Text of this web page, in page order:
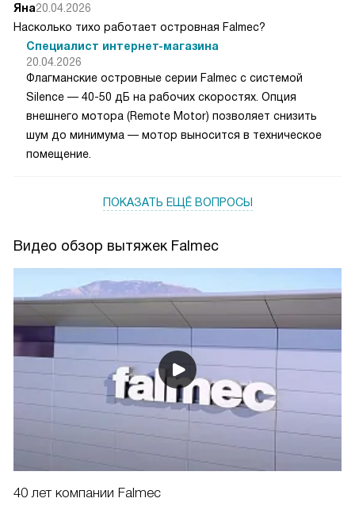
Яна20.04.2026
Насколько тихо работает островная Falmec?
Специалист интернет-магазина
20.04.2026
Флагманские островные серии Falmec с системой
Silence — 40-50 дБ на рабочих скоростях. Опция
внешнего мотора (Remote Motor) позволяет снизить
шум до минимума — мотор выносится в техническое
помещение.
ПОКАЗАТЬ ЕЩЁ ВОПРОСЫ
Видео обзор вытяжек Falmec
40 лет компании Falmec